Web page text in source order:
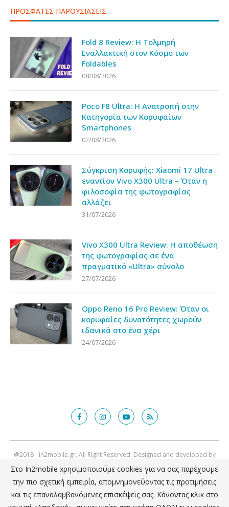
ΠΡΟΣΦΑΤΕΣ ΠΑΡΟΥΣΙΑΣΕΙΣ
Fold 8 Review: Η Τολμηρή
Εναλλακτική στον Κόσμο των
Foldables
08/08/2026
Poco F8 Ultra: Η Ανατροπή στην
Κατηγορία των Κορυφαίων
Smartphones
02/08/2026
Σύγκριση Κορυφής: Xiaomi 17 Ultra
εναντίον Vivo X300 Ultra – Όταν η
φιλοσοφία της φωτογραφίας
αλλάζει
31/07/2026
Vivo X300 Ultra Review: Η αποθέωση
της φωτογραφίας σε ένα
πραγματικό «Ultra» σύνολο
27/07/2026
Oppo Reno 16 Pro Review: Όταν οι
κορυφαίες δυνατότητες χωρούν
ιδανικά στο ένα χέρι
24/07/2026
@2018 - in2mobile.gr. All Right Reserved. Designed and developed by
ΕΠΙΣΤΡΟΦΗ ΣΤΗΝ ΚΟΡΥΦΗ
Στο In2mobile xρησιμοποιούμε cookies για να σας παρέχουμε
την πιο σχετική εμπειρία, απομνημονεύοντας τις προτιμήσεις
και τις επαναλαμβανόμενες επισκέψεις σας. Κάνοντας κλικ στο